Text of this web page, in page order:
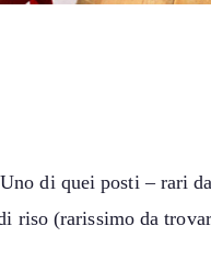
di quei posti –
riso (rarissimo da